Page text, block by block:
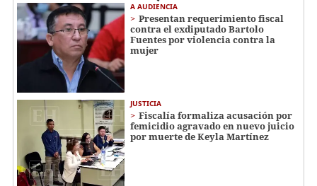
A AUDIENCIA
Presentan requerimiento fiscal
contra el exdiputado Bartolo
Fuentes por violencia contra la
mujer
JUSTICIA
Fiscalía formaliza acusación por
femicidio agravado en nuevo juicio
por muerte de Keyla Martínez